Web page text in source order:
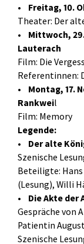
• Freitag, 10.
Theater: Der
• Mittwoch,
Lauterach
Film: Die
Referentinnen:
• Montag, 17.
Rankweil
Film: Memory
Legende:
• Der alte
Szenische
Beteiligte: Hans
(Lesung), Willi
• Die Akte der
Gespräche von
Patientin
Szenische